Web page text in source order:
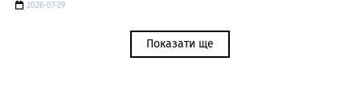
2026-07-29
Показати ще